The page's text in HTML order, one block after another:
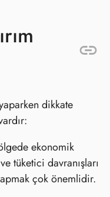
dikkate
ekonomik
tüketici davranışları
çok önemlidir.